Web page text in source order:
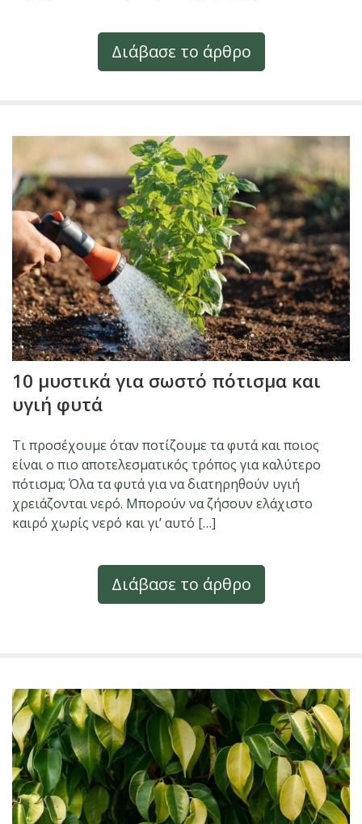
Διάβασε το άρθρο
10 μυστικά για σωστό πότισμα και
υγιή φυτά
Τι προσέχουμε όταν ποτίζουμε τα φυτά και ποιος
είναι ο πιο αποτελεσματικός τρόπος για καλύτερο
πότισμα; Όλα τα φυτά για να διατηρηθούν υγιή
χρειάζονται νερό. Μπορούν να ζήσουν ελάχιστο
καιρό χωρίς νερό και γι’ αυτό […]
Διάβασε το άρθρο